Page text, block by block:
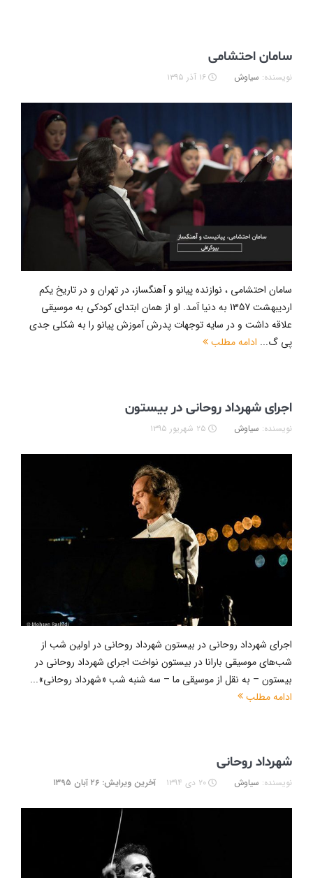
سامان احتشامی
نویسنده: سیاوش ۱۶ آذر ۱۳۹۵
سامان احتشامی ، نوازنده پیانو و آهنگساز، در تهران و در تاریخ یکم
اردیبهشت 1357 به دنیا آمد. او از همان ابتدای کودکی به موسیقی
علاقه داشت و در سایه توجهات پدرش آموزش پیانو را به شکلی جدی
پی گ... ادامه مطلب
اجرای شهرداد روحانی در بیستون
نویسنده: سیاوش ۲۵ شهریور ۱۳۹۵
اجرای شهرداد روحانی در بیستون شهرداد روحانی در اولین شب از
شب‌های موسیقی بارانا در بیستون نواخت اجرای شهرداد روحانی در
بیستون – به نقل از موسیقی ما – سه شنبه شب «شهرداد روحانی»...
ادامه مطلب
شهرداد روحانی
نویسنده: سیاوش ۲۰ دی ۱۳۹۴ آخرین ویرایش: ۲۶ آبان ۱۳۹۵